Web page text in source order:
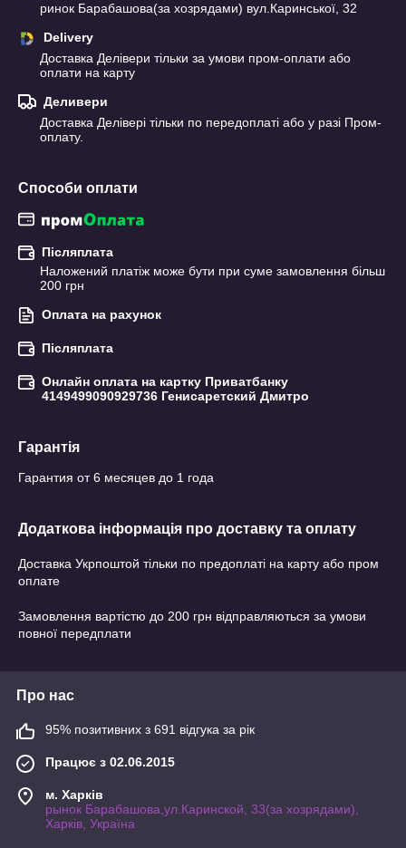
ринок Барабашова(за хозрядами) вул.Каринської, 32
Delivery
Доставка Делівери тільки за умови пром-оплати або
оплати на карту
Деливери
Доставка Делівері тільки по передоплаті або у разі Пром-
оплату.
Способи оплати
Післяплата
Наложений платіж може бути при суме замовлення більш
200 грн
Оплата на рахунок
Післяплата
Онлайн оплата на картку Приватбанку
4149499090929736 Генисаретский Дмитро
Гарантія
Гарантия от 6 месяцев до 1 года
Додаткова інформація про доставку та оплату
Доставка Укрпоштой тільки по предоплаті на карту або пром
оплате
Замовлення вартістю до 200 грн відправляються за умови
повної передплати
Про нас
95% позитивних з 691 відгука за рік
Працює з 02.06.2015
м. Харків
рынок Барабашова,ул.Каринской, 33(за хозрядами),
Харків, Україна